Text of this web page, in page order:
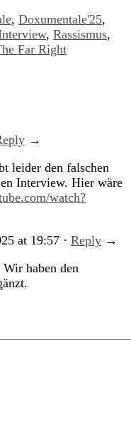
, Doxumentale'25,
, Rassismus,
Far Right
→
leider den falschen
Interview. Hier wäre
watch?
at 19:57 · Reply →
haben den